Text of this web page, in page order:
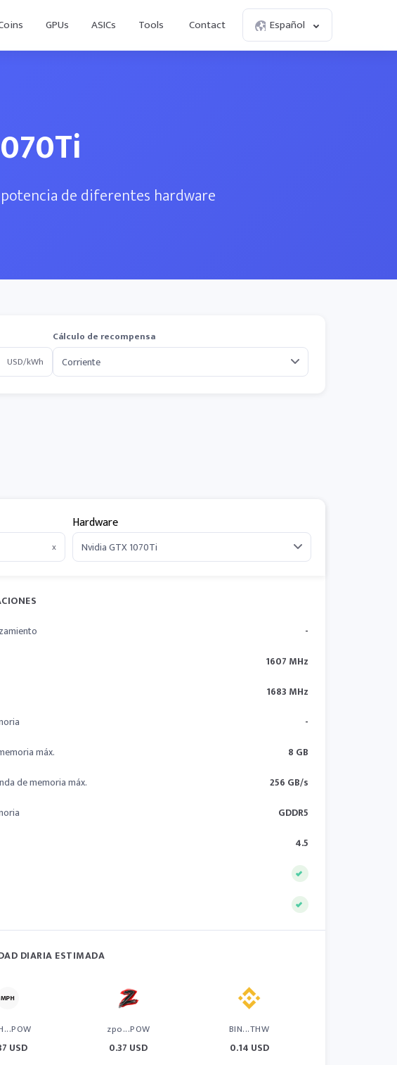
GPUs ASICs Tools Contact Español
de diferentes hardware
USD/kWh
Cálculo de recompensa
x
Hardware
-
1607 MHz
1683 MHz
-
máx.
8 GB
de memoria máx.
256 GB/s
GDDR5
4.5
DIARIA ESTIMADA
USD
zpo...POW
0.37 USD
BIN...THW
0.14 USD